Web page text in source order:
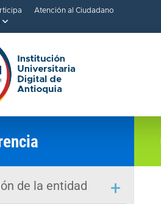
Atención al Ciudadano
de la entidad